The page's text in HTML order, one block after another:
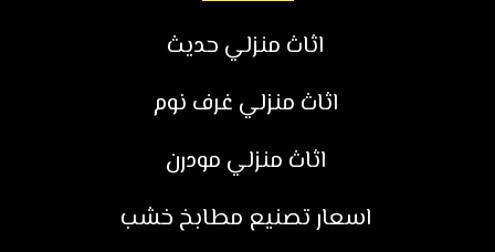
اثاث منزلي حديث
اثاث منزلي غرف نوم
اثاث منزلي مودرن
اسعار تصنيع مطابخ خشب